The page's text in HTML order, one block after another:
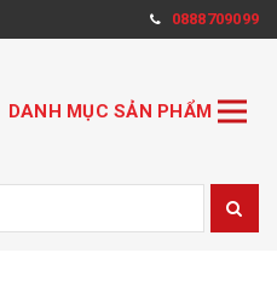
0888709099
DANH MỤC SẢN PHẨM